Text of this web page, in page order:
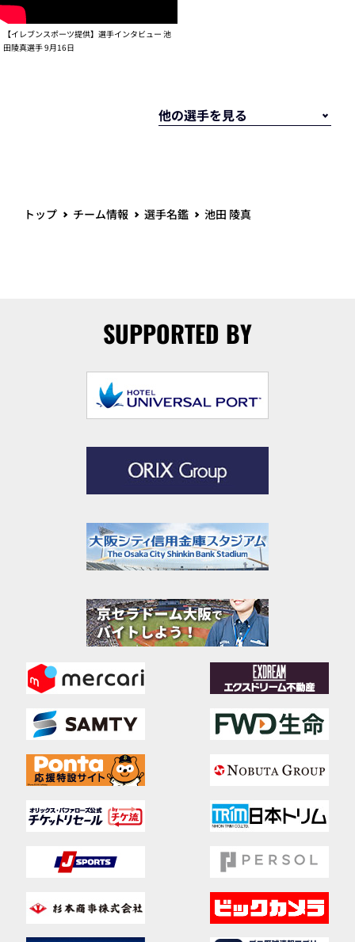
【イレブンスポーツ提供】選手インタビュー 池
田陵真選手 9月16日
トップ チーム情報 選手名鑑 池田 陵真
SUPPORTED BY